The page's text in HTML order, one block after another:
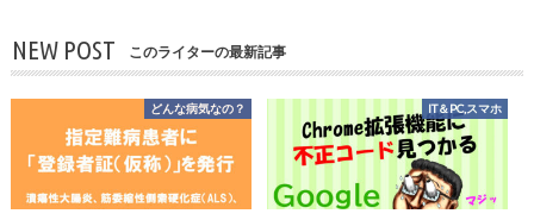
NEW POST このライターの最新記事
どんな病気なの？ IT＆PC,スマホ